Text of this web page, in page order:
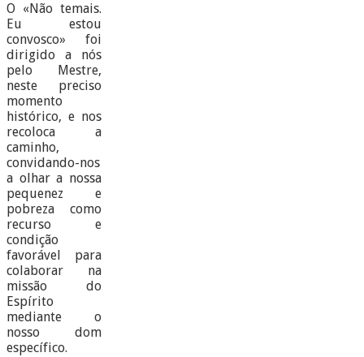
O «Não temais.
Eu estou
convosco» foi
dirigido a nós
pelo Mestre,
neste preciso
momento
histórico, e nos
recoloca a
caminho,
convidando-nos
a olhar a nossa
pequenez e
pobreza como
recurso e
condição
favorável para
colaborar na
missão do
Espírito
mediante o
nosso dom
específico.